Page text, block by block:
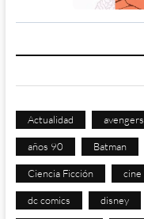
Actualidad avengers
años 90 Batman
Ciencia Ficción cine
dc comics disney